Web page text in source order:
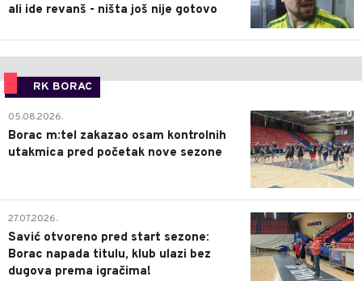
ali ide revanš - ništa još nije gotovo
RK BORAC
0
05.08.2026.
Borac m:tel zakazao osam kontrolnih
utakmica pred početak nove sezone
0
27.07.2026.
Savić otvoreno pred start sezone:
Borac napada titulu, klub ulazi bez
dugova prema igračima!